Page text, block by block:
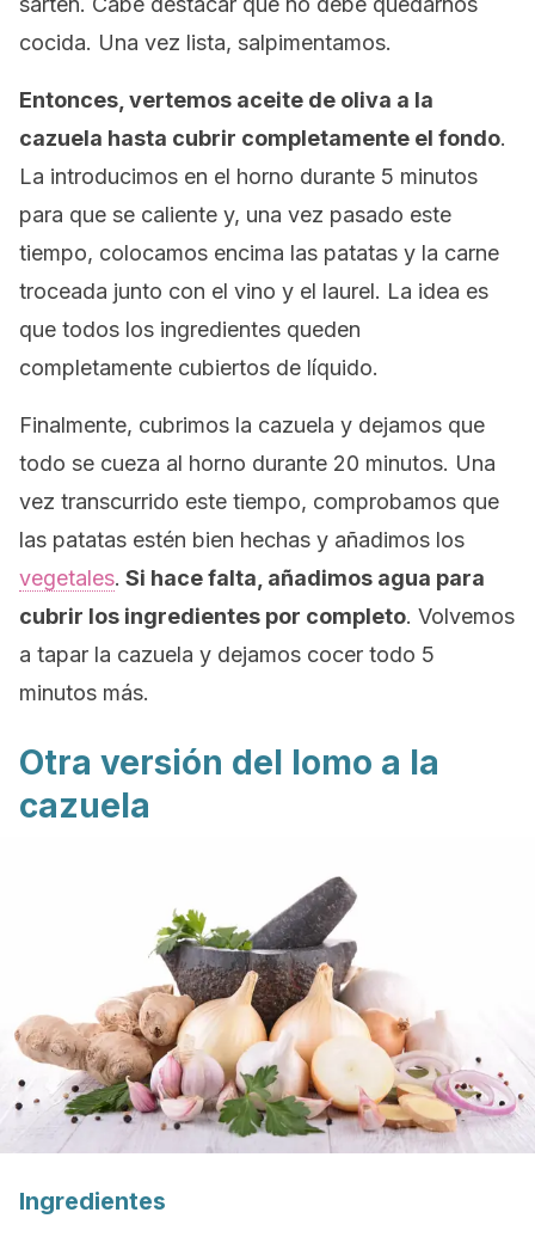
cocida. Una vez lista, salpimentamos.
Entonces, vertemos aceite de oliva a la
cazuela hasta cubrir completamente el fondo.
La introducimos en el horno durante 5 minutos
para que se caliente y, una vez pasado este
tiempo, colocamos encima las patatas y la carne
troceada junto con el vino y el laurel. La idea es
que todos los ingredientes queden
completamente cubiertos de líquido.
Finalmente, cubrimos la cazuela y dejamos que
todo se cueza al horno durante 20 minutos. Una
vez transcurrido este tiempo, comprobamos que
las patatas estén bien hechas y añadimos los
vegetales. Si hace falta, añadimos agua para
cubrir los ingredientes por completo. Volvemos
a tapar la cazuela y dejamos cocer todo 5
minutos más.
Otra versión del lomo a la
cazuela
Ingredientes